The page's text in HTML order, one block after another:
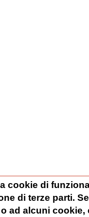
cookie di
di terze parti.
ad alcuni